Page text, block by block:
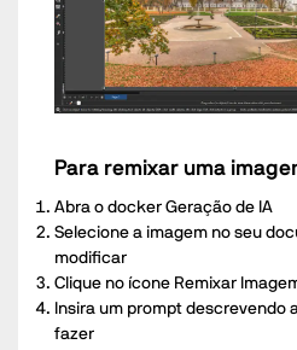
Para remixar uma
Abra o docker Geração de IA
Selecione a imagem no seu
modificar
Clique no ícone Remixar
Insira um prompt descrevendo
fazer